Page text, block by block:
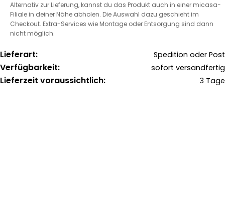
Alternativ zur Lieferung, kannst du das Produkt auch in einer micasa-
Filiale in deiner Nähe abholen. Die Auswahl dazu geschieht im
Checkout. Extra-Services wie Montage oder Entsorgung sind dann
nicht möglich.
Lieferart: Spedition oder Post
Verfügbarkeit: sofort versandfertig
Lieferzeit voraussichtlich: 3 Tage